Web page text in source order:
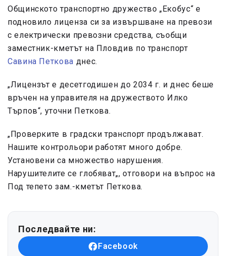
Общинското транспортно дружество „Екобус“ е
подновило лиценза си за извършване на превози
с електрически превозни средства, съобщи
заместник-кметът на Пловдив по транспорт
Савина Петкова днес.
„Лицензът е десетгодишен до 2034 г. и днес беше
връчен на управителя на дружеството Илко
Търпов“, уточни Петкова.
„Проверките в градски транспорт продължават.
Нашите контрольори работят много добре.
Установени са множество нарушения.
Нарушителите се глобяват„, отговори на въпрос на
Под тепето зам.-кметът Петкова.
Последвайте ни:
Facebook